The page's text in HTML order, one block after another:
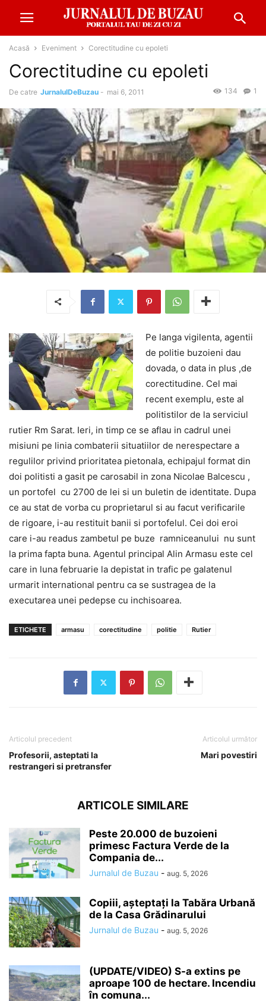
Acasă Eveniment Corectitudine cu epoleti
Corectitudine cu epoleti
De catre JurnalulDeBuzau - mai 6, 2011 1
134
Pe langa vigilenta, agentii
de politie buzoieni dau
dovada, o data in plus ,de
corectitudine. Cel mai
recent exemplu, este al
politistilor de la serviciul
rutier Rm Sarat. Ieri, in timp ce se aflau in cadrul unei
misiuni pe linia combaterii situatiilor de nerespectare a
regulilor privind prioritatea pietonala, echipajul format din
doi politisti a gasit pe carosabil in zona Nicolae Balcescu ,
un portofel cu 2700 de lei si un buletin de identitate. Dupa
ce au stat de vorba cu proprietarul si au facut verificarile
de rigoare, i-au restituit banii si portofelul. Cei doi eroi
care i-au readus zambetul pe buze ramniceanului nu sunt
la prima fapta buna. Agentul principal Alin Armasu este cel
care in luna februarie la depistat in trafic pe galatenul
urmarit international pentru ca se sustragea de la
executarea unei pedepse cu inchisoarea.
ETICHETE armasu corectitudine politie Rutier
Articolul precedent
Profesorii, asteptati la
restrangeri si pretransfer
Articolul următor
Mari povestiri
ARTICOLE SIMILARE
Peste 20.000 de buzoieni
primesc Factura Verde de la
Compania de...
Jurnalul de Buzau - aug. 5, 2026
Copiii, așteptați la Tabăra Urbană
de la Casa Grădinarului
Jurnalul de Buzau - aug. 5, 2026
(UPDATE/VIDEO) S-a extins pe
aproape 100 de hectare. Incendiu
în comuna...